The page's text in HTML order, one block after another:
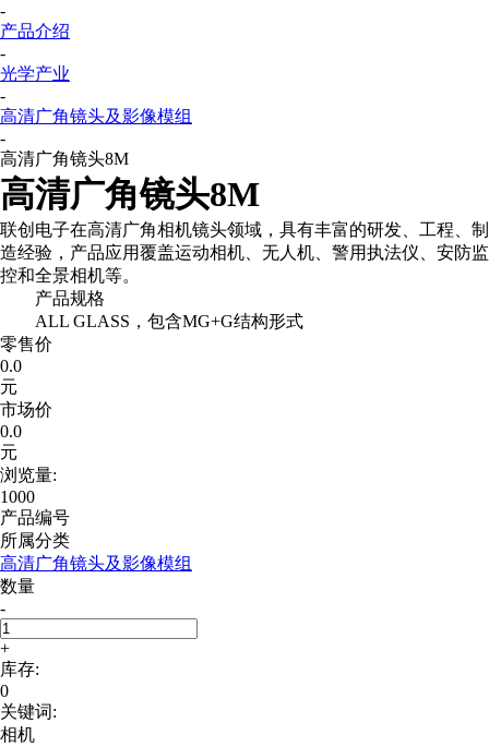
-
产品介绍
-
光学产业
-
高清广角镜头及影像模组
-
高清广角镜头8M
高清广角镜头8M
联创电子在高清广角相机镜头领域，具有丰富的研发、工程、制
造经验，产品应用覆盖运动相机、无人机、警用执法仪、安防监
控和全景相机等。
产品规格
ALL GLASS，包含MG+G结构形式
零售价
0.0
元
市场价
0.0
元
浏览量:
1000
产品编号
所属分类
高清广角镜头及影像模组
数量
-
+
库存:
0
关键词:
相机